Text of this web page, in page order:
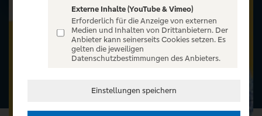
Externe Inhalte (YouTube & Vimeo)
Erforderlich für die Anzeige von externen
Medien und Inhalten von Drittanbietern. Der
Anbieter kann seinerseits Cookies setzen. Es
gelten die jeweiligen
Datenschutzbestimmungen des Anbieters.
Einstellungen speichern